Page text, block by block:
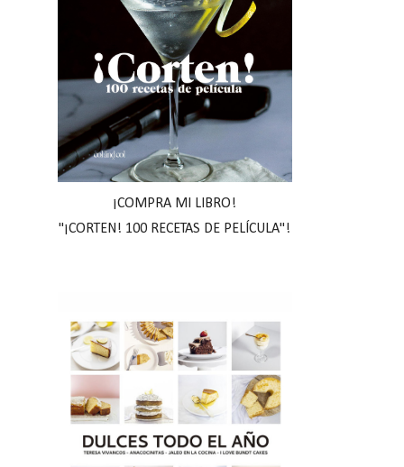
¡COMPRA MI LIBRO!
"¡CORTEN! 100 RECETAS DE PELÍCULA"!